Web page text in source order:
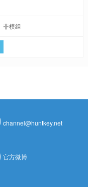
非模组
channel@huntkey.net
官方微博